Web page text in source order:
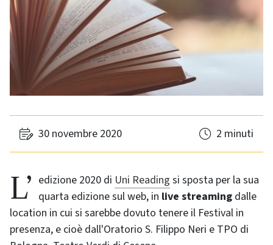
30 novembre 2020 2 minuti
L’edizione 2020 di Uni Reading si sposta per la sua
quarta edizione sul web, in live streaming dalle
location in cui si sarebbe dovuto tenere il Festival in
presenza, e cioè dall'Oratorio S. Filippo Neri e TPO di